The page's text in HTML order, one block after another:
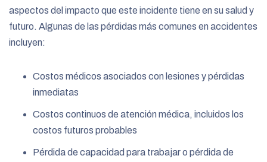
aspectos del impacto que este incidente tiene en su salud y
futuro. Algunas de las pérdidas más comunes en accidentes
incluyen:
Costos médicos asociados con lesiones y pérdidas
inmediatas
Costos continuos de atención médica, incluidos los
costos futuros probables
Pérdida de capacidad para trabajar o pérdida de